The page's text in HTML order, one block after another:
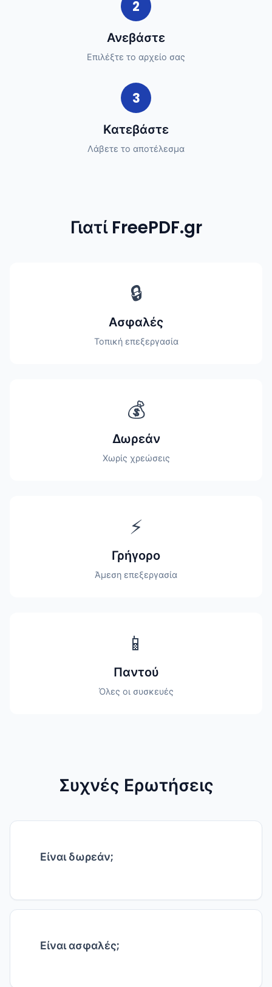
2
Ανεβάστε
Επιλέξτε το αρχείο σας
3
Κατεβάστε
Λάβετε το αποτέλεσμα
Γιατί FreePDF.gr
🔒
Ασφαλές
Τοπική επεξεργασία
💰
Δωρεάν
Χωρίς χρεώσεις
⚡
Γρήγορο
Άμεση επεξεργασία
📱
Παντού
Όλες οι συσκευές
Συχνές Ερωτήσεις
Είναι δωρεάν;
Είναι ασφαλές;